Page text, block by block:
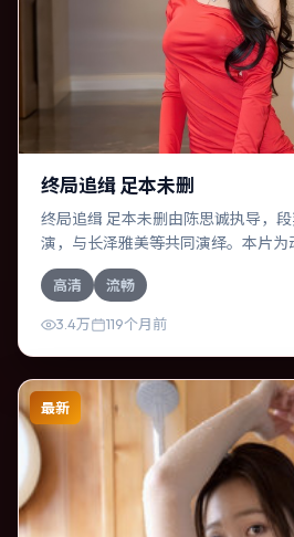
终局追缉 足本未删
终局追缉 足本未删由陈思诚执导，
演，与长泽雅美等共同演绎。本片
取景来自韩国。一次跨国行动在暴雨
塌。影片整体气质温暖，节奏紧凑，
欢强情节与细腻表演的观众。
高清 流畅
3.4万 119个月前
最新